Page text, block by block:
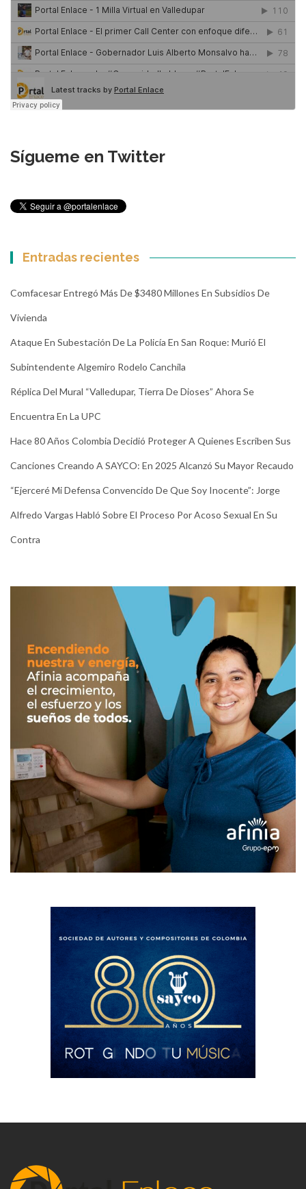
Sígueme en Twitter
Entradas recientes
Comfacesar Entregó Más De $3480 Millones En Subsidios De
Vivienda
Ataque En Subestación De La Policía En San Roque: Murió El
Subintendente Algemiro Rodelo Canchila
Réplica Del Mural “Valledupar, Tierra De Dioses” Ahora Se
Encuentra En La UPC
Hace 80 Años Colombia Decidió Proteger A Quienes Escriben Sus
Canciones Creando A SAYCO: En 2025 Alcanzó Su Mayor Recaudo
“Ejerceré Mi Defensa Convencido De Que Soy Inocente”: Jorge
Alfredo Vargas Habló Sobre El Proceso Por Acoso Sexual En Su
Contra